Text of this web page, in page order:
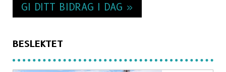
GI DITT BIDRAG I DAG »
BESLEKTET